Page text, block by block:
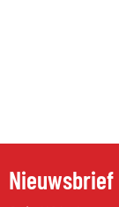
Nieuwsbrief